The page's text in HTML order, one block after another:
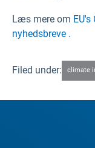
Læs mere om EU's
nyhedsbreve .
Filed under: climate